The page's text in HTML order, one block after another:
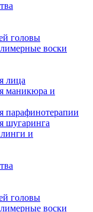
головы
воски
лица
маникюра и
парафинотерапии
шугаринга
и
головы
воски